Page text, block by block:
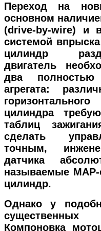
Переход на
основном
(drive-by-wire) и
системой
цилиндр
двигатель
два
агрегата:
цилиндра
таблиц
сделать
точным,
датчика
называемые
цилиндр.
Однако у
Компоновка